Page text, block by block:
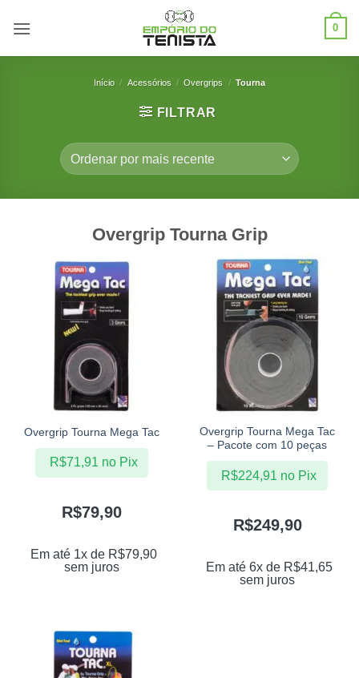
0
Início / Acessórios / Overgrips / Tourna
FILTRAR
Overgrip Tourna Grip
Overgrip Tourna Mega Tac
R$79,90
Em até 1x de R$79,90
sem juros
R$71,91 no Pix
Overgrip Tourna Mega Tac
– Pacote com 10 peças
R$249,90
Em até 6x de R$41,65
sem juros
R$224,91 no Pix